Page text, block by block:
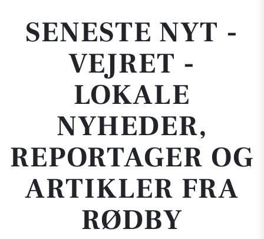
SENESTE NYT -
VEJRET -
LOKALE
NYHEDER,
REPORTAGER OG
ARTIKLER FRA
RØDBY